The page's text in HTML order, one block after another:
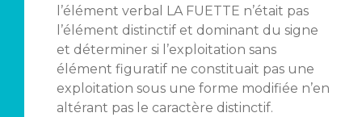
l’élément verbal LA FUETTE n’était pas
l’élément distinctif et dominant du signe
et déterminer si l’exploitation sans
élément figuratif ne constituait pas une
exploitation sous une forme modifiée n’en
altérant pas le caractère distinctif.